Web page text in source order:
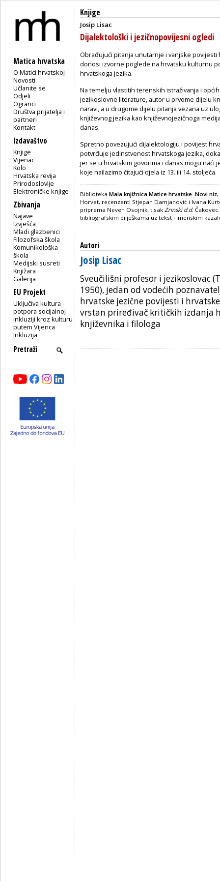
Matica hrvatska
O Matici hrvatskoj
Novosti
Učlanite se
Odjeli
Ogranci
Društva prijatelja i
partneri
Kontakt
Izdavaštvo
Knjige
Vijenac
Kolo
Hrvatska revija
Prirodoslovlje
Elektroničke knjige
Zbivanja
Najave
Izvješća
Mladi glazbenici
Filozofska škola
Komunikološka
škola
Medijski susreti
Knjižara
Galerija
EU Projekt
Uključiva kultura -
potpora socijalnoj
inkluziji kroz kulturu
putem Vijenca
Inkluzija
Knjige
Josip Lisac
Dijalektološki i jezičnopovijesni ogledi
Obra­đujući pitanja unutarnje i vanjske povijesti
donosi izvorne poglede na hrvatsku kulturnu
hrvatskoga jezika.
Na temelju vlastitih terenskih istraživanja i
jezikoslovne literature, autor u prvome dijelu
naravi, a u drugome dijelu pitanja vezana uz
književnog jezika kao književnojezičnoga
danas.
Spretno povezujući dijalektologiju i povijest
potvrđuje jedinstvenost hrvatskoga jezika,
jer se u hrvatskim govorima i danas mogu
koje nailazimo čitajući djela iz 13. ili 14. stoljeća.
Biblioteka Mala knjižnica Matice hrvatske. Novi niz,
Horvat, recenzenti Stjepan Damjanović i Ivana
priprema Neven Osojnik, tisak Zrinski d.d.
bibliografskim bilješkama uz tekst i imenskim
Autori
Josip Lisac
Sveučilišni profesor i jezikoslovac
1950), jedan od vodećih
hrvatske jezične povijesti i
vrstan priređivač kritičkih izdanja
književnika i filologa